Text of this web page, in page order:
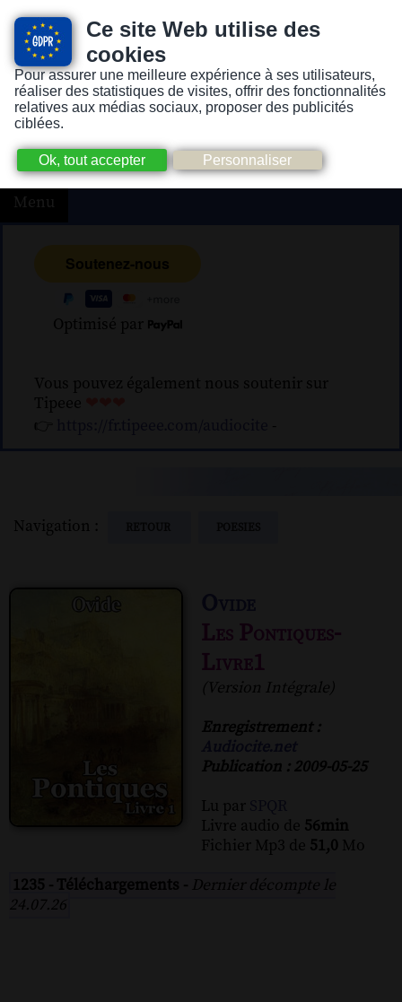
Ce site Web utilise des
cookies
Pour assurer une meilleure expérience à ses utilisateurs,
réaliser des statistiques de visites, offrir des fonctionnalités
relatives aux médias sociaux, proposer des publicités
ciblées.
Version pour personnes mal-voyantes ou non-voyantes
Menu
Optimisé par
Vous pouvez également nous soutenir sur
Tipeee
👉
-
Navigation :
Les Pontiques-
Livre1
(Version Intégrale)
Enregistrement :
Publication : 2009-05-25
Lu par
Livre audio de 56min
Fichier Mp3 de 51,0 Mo
1235 - Téléchargements - Dernier décompte le
24.07.26